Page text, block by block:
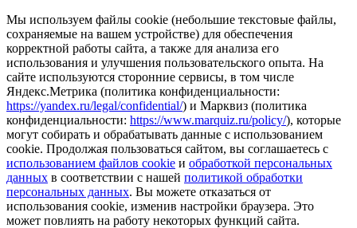
Мы используем файлы cookie (небольшие текстовые файлы,
сохраняемые на вашем устройстве) для обеспечения
корректной работы сайта, а также для анализа его
использования и улучшения пользовательского опыта. На
сайте используются сторонние сервисы, в том числе
Яндекс.Метрика (политика конфиденциальности:
https://yandex.ru/legal/confidential/) и Марквиз (политика
конфиденциальности: https://www.marquiz.ru/policy/), которые
могут собирать и обрабатывать данные с использованием
cookie. Продолжая пользоваться сайтом, вы соглашаетесь с
использованием файлов cookie и обработкой персональных
данных в соответствии с нашей политикой обработки
персональных данных. Вы можете отказаться от
использования cookie, изменив настройки браузера. Это
может повлиять на работу некоторых функций сайта.